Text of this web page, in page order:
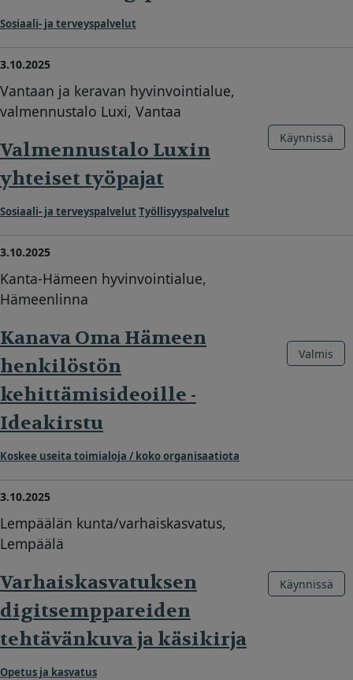
Sosiaali- ja terveyspalvelut
3.10.2025
Vantaan ja keravan hyvinvointialue,
valmennustalo Luxi, Vantaa
Valmennustalo Luxin
yhteiset työpajat
Sosiaali- ja terveyspalvelut Työllisyyspalvelut
Käynnissä
3.10.2025
Kanta-Hämeen hyvinvointialue,
Hämeenlinna
Kanava Oma Hämeen
henkilöstön
kehittämisideoille -
Ideakirstu
Koskee useita toimialoja / koko organisaatiota
Valmis
3.10.2025
Lempäälän kunta/varhaiskasvatus,
Lempäälä
Varhaiskasvatuksen
digitsemppareiden
tehtävänkuva ja käsikirja
Opetus ja kasvatus
Käynnissä